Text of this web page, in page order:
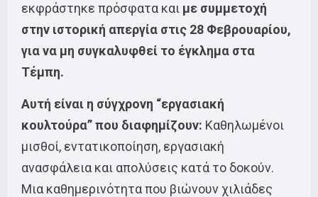
εκφράστηκε πρόσφατα και με συμμετοχή
στην ιστορική απεργία στις 28 Φεβρουαρίου,
γιανα μη συγκαλυφθεί το έγκλημα στα
Τέμπη.
Αυτή είναι η σύγχρονη “εργασιακή
κουλτούρα” που διαφημίζουν: Καθηλωμένοι
μισθοί, εντατικοποίηση, εργασιακή
ανασφάλεια και απολύσεις κατά το δοκούν.
Μια καθημερινότητα που βιώνουν χιλιάδες